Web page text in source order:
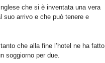
che si è inventata una vera
suo arrivo e che può tenere e
che alla fine l’hotel ne ha fatto
soggiorno per due.